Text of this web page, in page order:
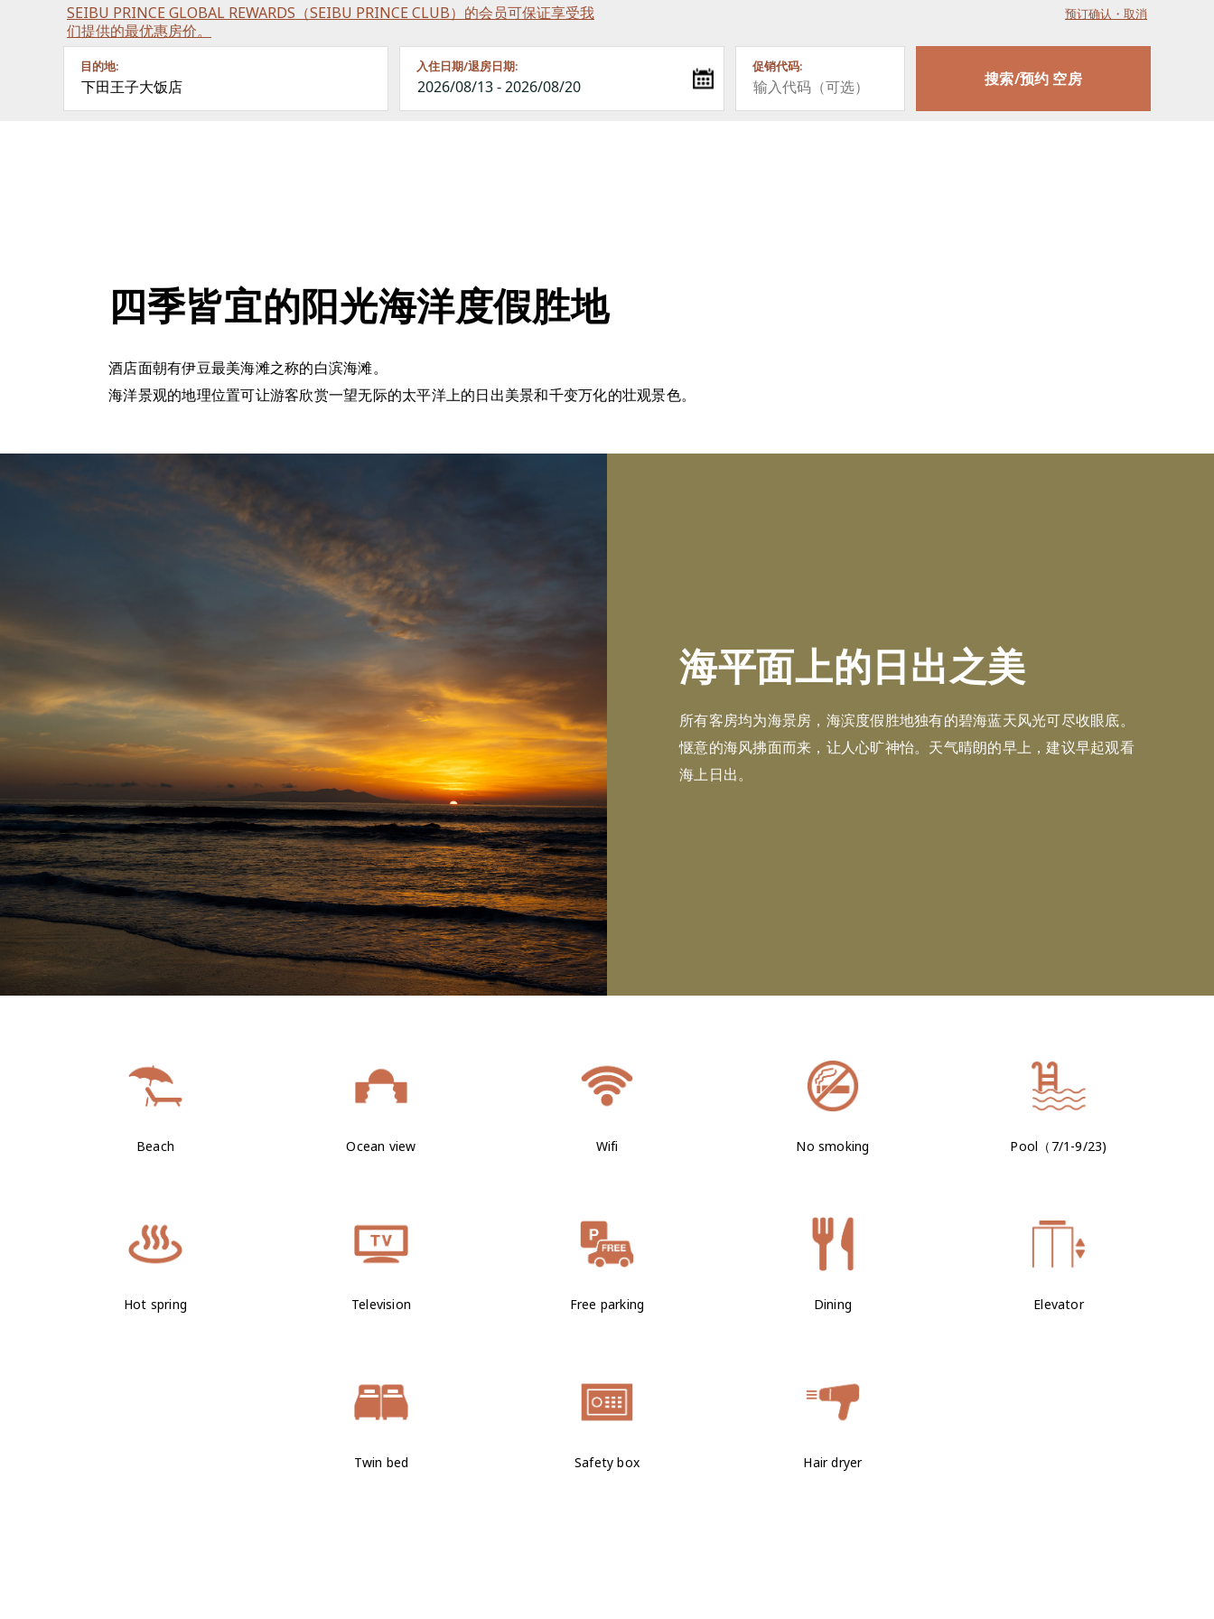
SEIBU PRINCE GLOBAL REWARDS（SEIBU PRINCE CLUB）的会员可保证享受我
们提供的最优惠房价。
预订确认・取消
目的地:
下田王子大饭店
入住日期/退房日期: 促销代码:
四季皆宜的阳光海洋度假胜地
酒店面朝有伊豆最美海滩之称的白滨海滩。
海洋景观的地理位置可让游客欣赏一望无际的太平洋上的日出美景和千变万化的壮观景色。
海平面上的日出之美
所有客房均为海景房，海滨度假胜地独有的碧海蓝天风光可尽收眼底。
惬意的海风拂面而来，让人心旷神怡。天气晴朗的早上，建议早起观看
海上日出。
Beach Ocean view Wifi No smoking Pool（7/1-9/23)
Hot spring Television Free parking Dining Elevator
Twin bed Safety box Hair dryer